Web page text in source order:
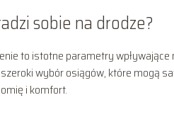
sobie na drodze?
to istotne parametry
wybór osiągów, które mogą
i komfort.